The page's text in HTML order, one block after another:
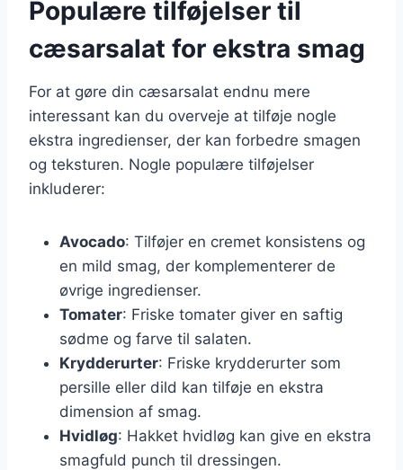
Populære tilføjelser til
cæsarsalat for ekstra smag
For at gøre din cæsarsalat endnu mere
interessant kan du overveje at tilføje nogle
ekstra ingredienser, der kan forbedre smagen
og teksturen. Nogle populære tilføjelser
inkluderer:
Avocado: Tilføjer en cremet konsistens og
en mild smag, der komplementerer de
øvrige ingredienser.
Tomater: Friske tomater giver en saftig
sødme og farve til salaten.
Krydderurter: Friske krydderurter som
persille eller dild kan tilføje en ekstra
dimension af smag.
Hvidløg: Hakket hvidløg kan give en ekstra
smagfuld punch til dressingen.